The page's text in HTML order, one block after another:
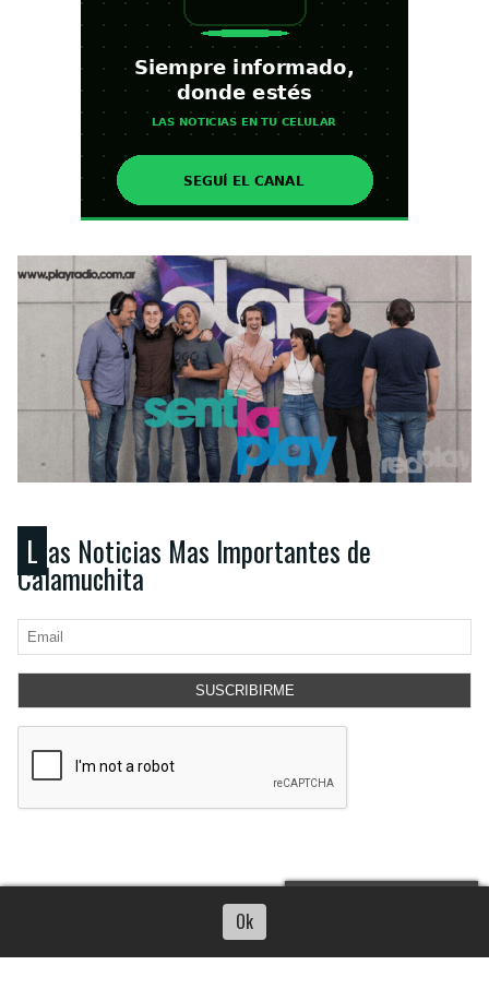
Las Noticias Mas Importantes de
Calamuchita
SUSCRIBIRME
Ok